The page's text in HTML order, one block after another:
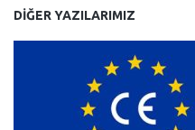
DIĞER YAZILARIMIZ